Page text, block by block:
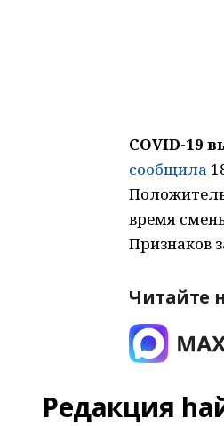
COVID-19
сообщила
время
Признаков
Читайте
Редакция